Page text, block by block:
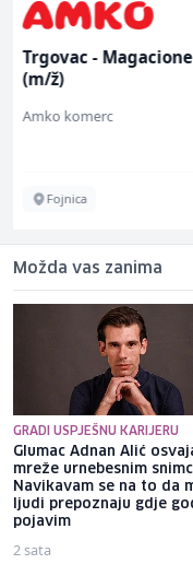
Skladišni radnik (m/
Lidl BH
Lepenica
Možda vas zanima
GRADI USPJEŠNU KARIJERU
Glumac Adnan Alić
mreže urnebesnim
Navikavam se na to da
ljudi prepoznaju gdje
pojavim
2 sata